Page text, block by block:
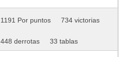
1191 Por puntos 734 victorias
448 derrotas 33 tablas